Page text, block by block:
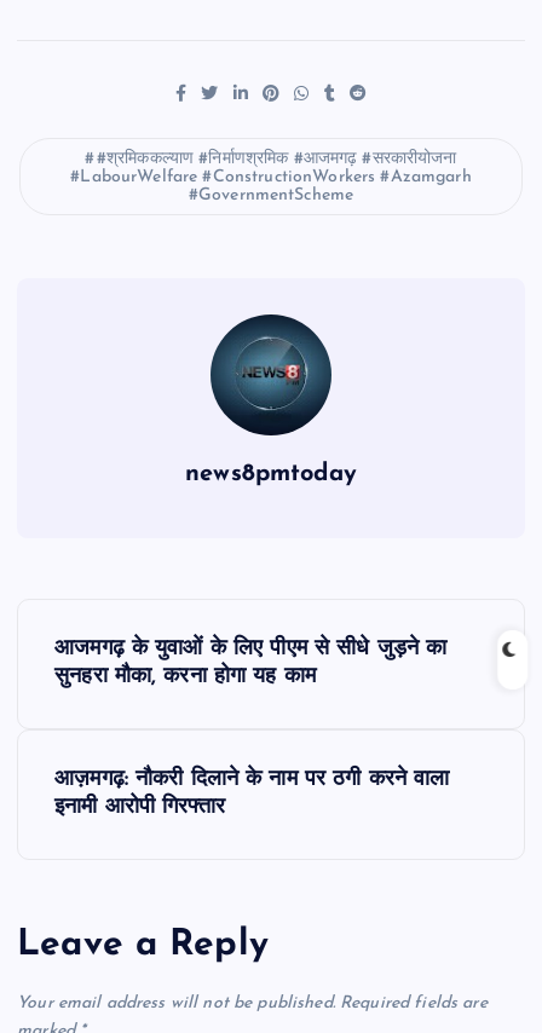
#श्रमिककल्याण #निर्माणश्रमिक #आजमगढ़ #सरकारीयोजना
#LabourWelfare #ConstructionWorkers #Azamgarh
#GovernmentScheme
news8pmtoday
a
v
आजमगढ़ के युवाओं के लिए पीएम से सीधे जुड़ने का
सुनहरा मौका, करना होगा यह काम
आज़मगढ़: नौकरी दिलाने के नाम पर ठगी करने वाला
इनामी आरोपी गिरफ्तार
Leave a Reply
Your email address will not be published. Required fields are